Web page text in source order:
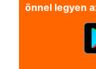
önnel legyen